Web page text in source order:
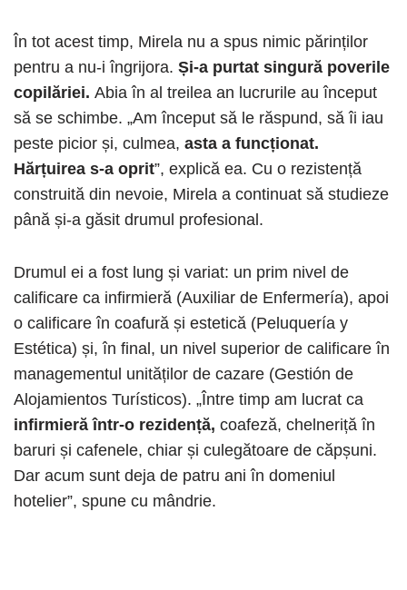
În tot acest timp, Mirela nu a spus nimic părinților
pentru a nu-i îngrijora. Și-a purtat singură poverile
copilăriei. Abia în al treilea an lucrurile au început
să se schimbe. „Am început să le răspund, să îi iau
peste picior și, culmea, asta a funcționat.
Hărțuirea s-a oprit”, explică ea. Cu o rezistență
construită din nevoie, Mirela a continuat să studieze
până și-a găsit drumul profesional.
Drumul ei a fost lung și variat: un prim nivel de
calificare ca infirmieră (Auxiliar de Enfermería), apoi
o calificare în coafură și estetică (Peluquería y
Estética) și, în final, un nivel superior de calificare în
managementul unităților de cazare (Gestión de
Alojamientos Turísticos). „Între timp am lucrat ca
infirmieră într-o rezidență, coafeză, chelneriță în
baruri și cafenele, chiar și culegătoare de căpșuni.
Dar acum sunt deja de patru ani în domeniul
hotelier”, spune cu mândrie.